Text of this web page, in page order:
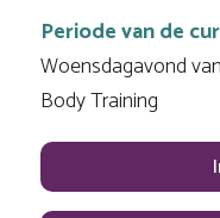
Periode van de
Woensdagavond
Body Training